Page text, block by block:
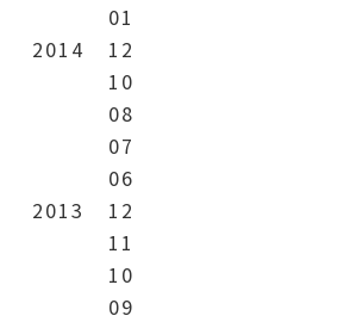
01
2014
12
10
08
07
06
2013
12
11
10
09